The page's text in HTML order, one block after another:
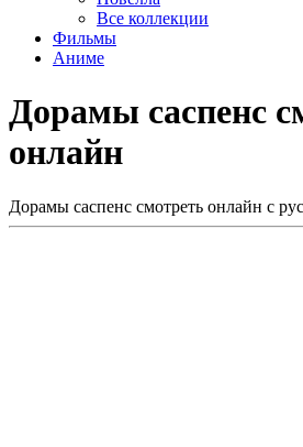
Все коллекции
Фильмы
Аниме
Дорамы саспенс
онлайн
Дорамы саспенс смотреть онлайн с